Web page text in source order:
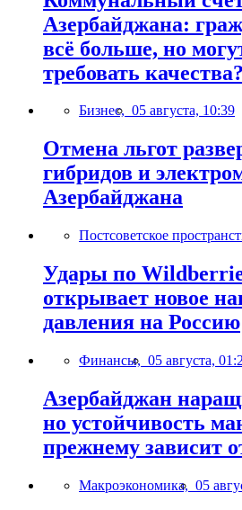
Азербайджана:
всё больше, но
требовать качества?
Бизнес, 05 августа, 10:39
Отмена льгот
гибридов и
Азербайджана
Постсоветское
Удары по
открывает новое
давления на Россию
Финансы, 05 августа,
Азербайджан
но устойчивость
прежнему зависит
Макроэкономика, 05